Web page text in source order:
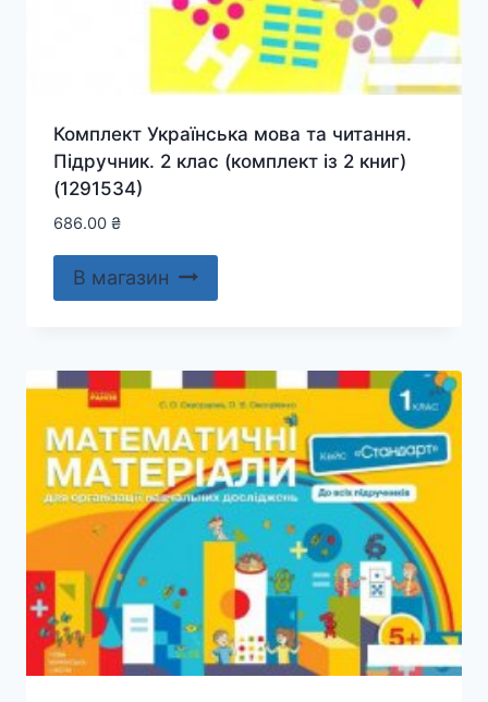
Комплект Українська мова та читання.
Підручник. 2 клас (комплект із 2 книг)
(1291534)
686.00 ₴
В магазин